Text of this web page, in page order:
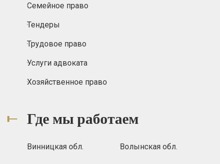
Семейное право
Тендеры
Трудовое право
Услуги адвоката
Хозяйственное право
Где мы работаем
Винницкая обл. Волынская обл.